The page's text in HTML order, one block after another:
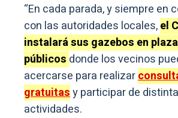
“En cada parada, y siempre en
con las autoridades locales,el
instalará sus gazebos en
públicos donde los vecinos
acercarse para realizar
gratuitasy participar de
actividades.